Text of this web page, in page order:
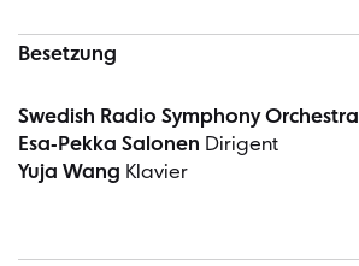
Besetzung
Swedish Radio Symphony Orchestra
Esa-Pekka Salonen Dirigent
Yuja Wang Klavier